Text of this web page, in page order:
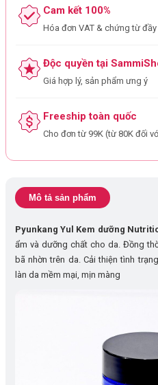
Cam kết 100%
Hóa đơn VAT & chứng từ
Độc quyền tại
Giá hợp lý, sản phẩm ưng ý
Freeship toàn quốc
Cho đơn từ 99K (từ 80K đối
Mô tả sản phẩm
Pyunkang Yul Kem dưỡng
ẩm và dưỡng chất cho da. Đồng
bã nhờn trên da. Cải thiện tình
làn da mềm mại, mịn màng